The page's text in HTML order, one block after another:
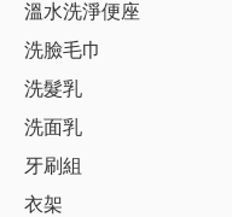
溫水洗淨便座
洗臉毛巾
洗髮乳
洗面乳
牙刷組
衣架